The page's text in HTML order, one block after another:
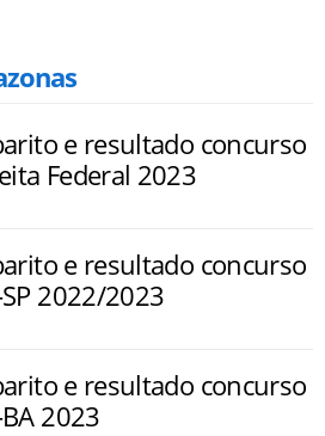
e resultado concurso
Federal 2023
e resultado concurso
2022/2023
e resultado concurso
2023